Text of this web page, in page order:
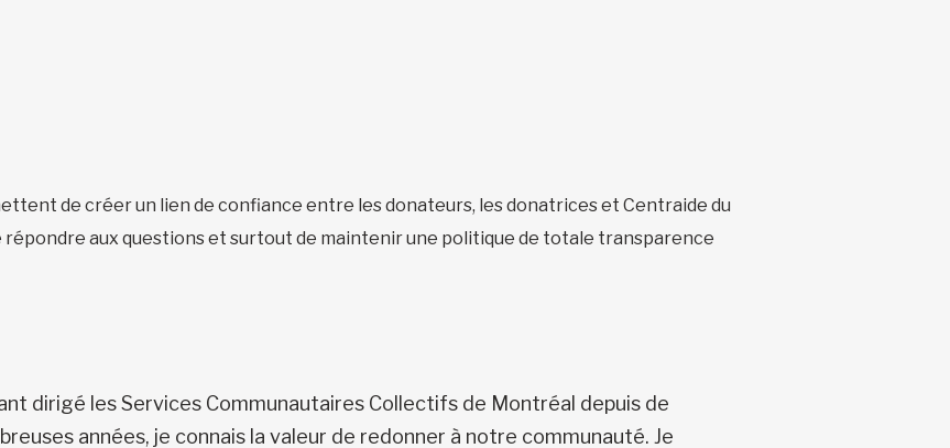
de créer un lien de confiance entre les donateurs, les donatrices et Centraide du
répondre aux questions et surtout de maintenir une politique de totale transparence
dirigé les Services Communautaires Collectifs de Montréal depuis de
années, je connais la valeur de redonner à notre communauté. Je